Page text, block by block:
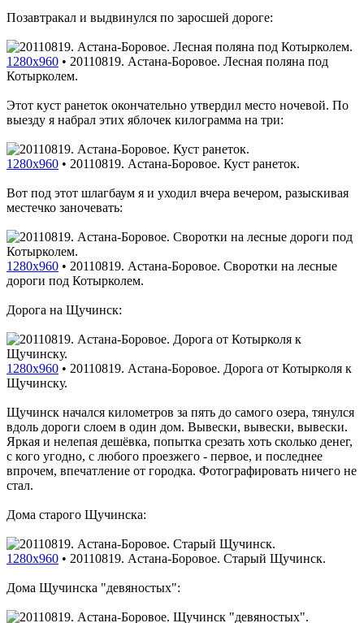
Позавтракал и выдвинулся по заросшей дороге:
1280x960 • 20110819. Астана-Боровое. Лесная поляна под
Котырколем.
Этот куст ранеток окончательно утвердил место ночевой. По
выезду я набрал этих яблочек килограмма на три:
1280x960 • 20110819. Астана-Боровое. Куст ранеток.
Вот под этот шлагбаум я и уходил вчера вечером, разыскивая
местечко заночевать:
1280x960 • 20110819. Астана-Боровое. Своротки на лесные
дороги под Котырколем.
Дорога на Щучинск:
1280x960 • 20110819. Астана-Боровое. Дорога от Котырколя к
Щучинску.
Щучинск начался километров за пять до самого озера, тянулся
вдоль дороги слоем в один дом. Вывески, вывески, вывески.
Яркая и нелепая дешёвка, попытка срезать хоть сколько денег,
с кого угодно, с любого проезжего - первое, и последнее
впрочем, впечатление от городка. Фотографировать ничего не
стал.
Дома старого Щучинска:
1280x960 • 20110819. Астана-Боровое. Старый Щучинск.
Дома Щучинска "девяностых":